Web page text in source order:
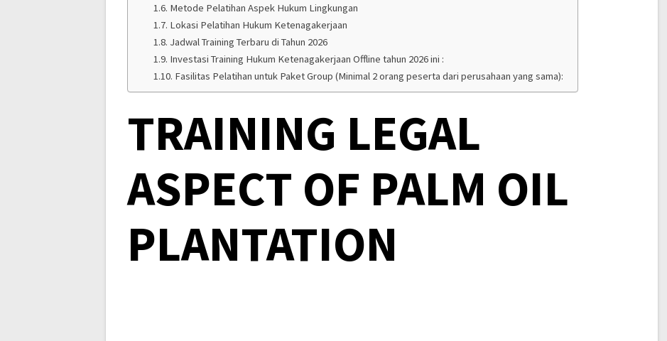
Metode Pelatihan Aspek Hukum Lingkungan
Lokasi Pelatihan Hukum Ketenagakerjaan
Jadwal Training Terbaru di Tahun 2026
Investasi Training Hukum Ketenagakerjaan Offline tahun 2026 ini :
Fasilitas Pelatihan untuk Paket Group (Minimal 2 orang peserta dari perusahaan yang sama):
TRAINING LEGAL
ASPECT OF PALM OIL
PLANTATION